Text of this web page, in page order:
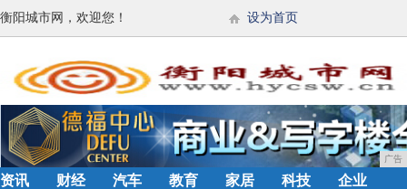
衡阳城市网，欢迎您！ 设为首页
广告
资讯 财经 汽车 教育 家居 科技 企业